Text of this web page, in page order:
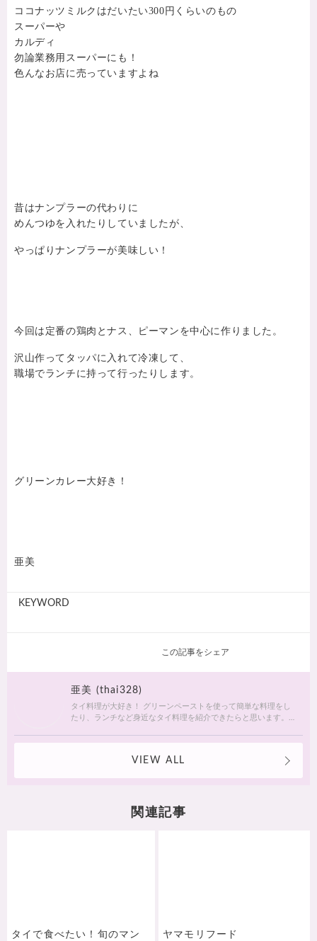
ココナッツミルクはだいたい300円くらいのもの
スーパーや
カルディ
勿論業務用スーパーにも！
色んなお店に売っていますよね
昔はナンプラーの代わりに
めんつゆを入れたりしていましたが、
やっぱりナンプラーが美味しい！
今回は定番の鶏肉とナス、ピーマンを中心に作りました。
沢山作ってタッパに入れて冷凍して、
職場でランチに持って行ったりします。
グリーンカレー大好き！
亜美
KEYWORD
この記事をシェア
亜美 (thai328)
タイ料理が大好き！ グリーンペーストを使って簡単な料理をし
たり、ランチなど身近なタイ料理を紹介できたらと思います。
VIEW ALL
関連記事
タイで食べたい！旬のマン
ヤマモリフード